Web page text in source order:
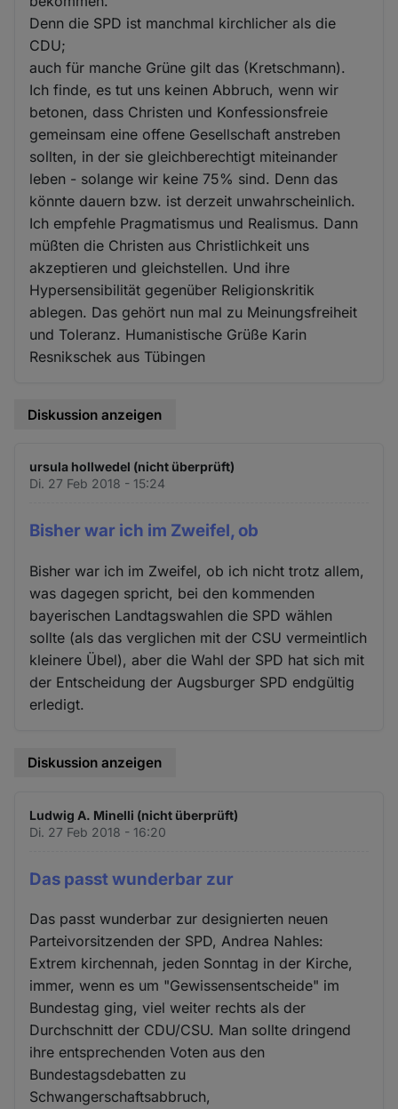
Denn die SPD ist manchmal kirchlicher als die
CDU;
auch für manche Grüne gilt das (Kretschmann).
Ich finde, es tut uns keinen Abbruch, wenn wir
betonen, dass Christen und Konfessionsfreie
gemeinsam eine offene Gesellschaft anstreben
sollten, in der sie gleichberechtigt miteinander
leben - solange wir keine 75% sind. Denn das
könnte dauern bzw. ist derzeit unwahrscheinlich.
Ich empfehle Pragmatismus und Realismus. Dann
müßten die Christen aus Christlichkeit uns
akzeptieren und gleichstellen. Und ihre
Hypersensibilität gegenüber Religionskritik
ablegen. Das gehört nun mal zu Meinungsfreiheit
und Toleranz. Humanistische Grüße Karin
Resnikschek aus Tübingen
Diskussion anzeigen
ursula hollwedel (nicht überprüft)
Di. 27 Feb 2018 - 15:24
Bisher war ich im Zweifel, ob
Bisher war ich im Zweifel, ob ich nicht trotz allem,
was dagegen spricht, bei den kommenden
bayerischen Landtagswahlen die SPD wählen
sollte (als das verglichen mit der CSU vermeintlich
kleinere Übel), aber die Wahl der SPD hat sich mit
der Entscheidung der Augsburger SPD endgültig
erledigt.
Diskussion anzeigen
Ludwig A. Minelli (nicht überprüft)
Di. 27 Feb 2018 - 16:20
Das passt wunderbar zur
Das passt wunderbar zur designierten neuen
Parteivorsitzenden der SPD, Andrea Nahles:
Extrem kirchennah, jeden Sonntag in der Kirche,
immer, wenn es um "Gewissensentscheide" im
Bundestag ging, viel weiter rechts als der
Durchschnitt der CDU/CSU. Man sollte dringend
ihre entsprechenden Voten aus den
Bundestagsdebatten zu
Schwangerschaftsabbruch,